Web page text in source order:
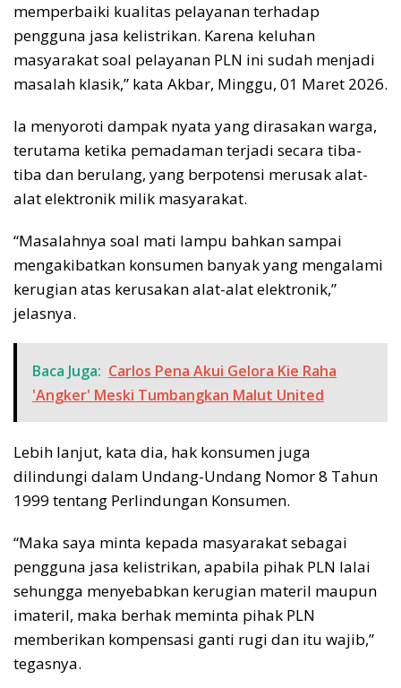
memperbaiki kualitas pelayanan terhadap
pengguna jasa kelistrikan. Karena keluhan
masyarakat soal pelayanan PLN ini sudah menjadi
masalah klasik,” kata Akbar, Minggu, 01 Maret 2026.
Ia menyoroti dampak nyata yang dirasakan warga,
terutama ketika pemadaman terjadi secara tiba-
tiba dan berulang, yang berpotensi merusak alat-
alat elektronik milik masyarakat.
“Masalahnya soal mati lampu bahkan sampai
mengakibatkan konsumen banyak yang mengalami
kerugian atas kerusakan alat-alat elektronik,”
jelasnya.
Baca Juga: Carlos Pena Akui Gelora Kie Raha
'Angker' Meski Tumbangkan Malut United
Lebih lanjut, kata dia, hak konsumen juga
dilindungi dalam Undang-Undang Nomor 8 Tahun
1999 tentang Perlindungan Konsumen.
“Maka saya minta kepada masyarakat sebagai
pengguna jasa kelistrikan, apabila pihak PLN lalai
sehungga menyebabkan kerugian materil maupun
imateril, maka berhak meminta pihak PLN
memberikan kompensasi ganti rugi dan itu wajib,”
tegasnya.